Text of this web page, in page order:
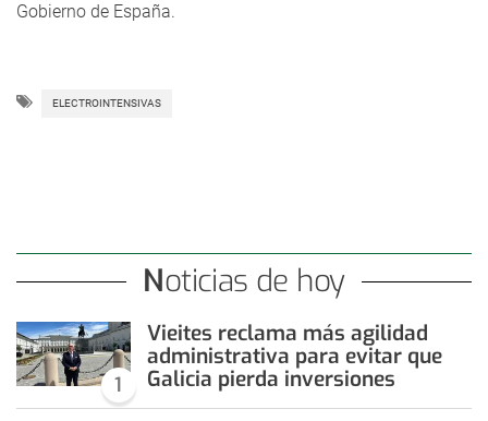
Gobierno de España.
ELECTROINTENSIVAS
Noticias de hoy
1
Vieites reclama más agilidad
administrativa para evitar que
Galicia pierda inversiones